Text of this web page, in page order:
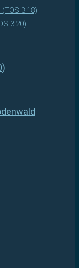
3.18)
3.20)